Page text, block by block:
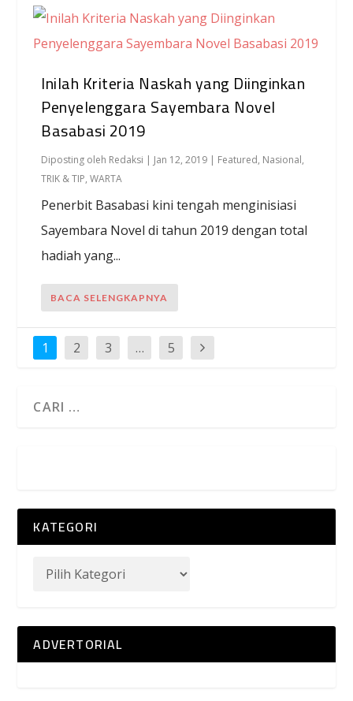
Inilah Kriteria Naskah yang Diinginkan
Penyelenggara Sayembara Novel
Basabasi 2019
Diposting oleh Redaksi | Jan 12, 2019 | Featured, Nasional,
TRIK & TIP,WARTA
Penerbit Basabasi kini tengah menginisiasi
Sayembara Novel di tahun 2019 dengan total
hadiah yang...
BACA SELENGKAPNYA
1 2 3 … 5
KATEGORI
ADVERTORIAL